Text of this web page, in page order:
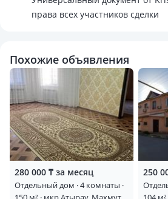
права всех участников сделки
Похожие объявления
280 000 ₸ за месяц
Отдельный дом · 4 комнаты ·
250